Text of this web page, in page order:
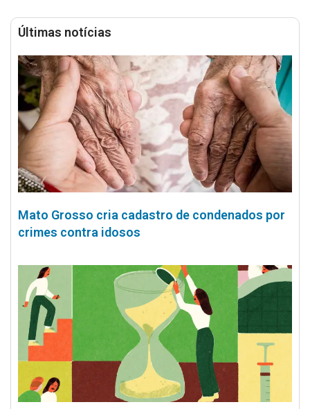
Últimas notícias
Mato Grosso cria cadastro de condenados por
crimes contra idosos